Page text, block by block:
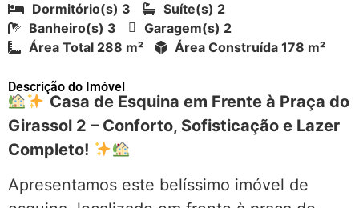
Dormitório(s) 3
Suíte(s) 2
Banheiro(s) 3
Garagem(s) 2
Área Total 288 m²
Área Construída 178 m²
Descrição do Imóvel
Casa de Esquina em Frente à Praça do
Girassol 2 – Conforto, Sofisticação e Lazer
Completo!
Apresentamos este belíssimo imóvel de